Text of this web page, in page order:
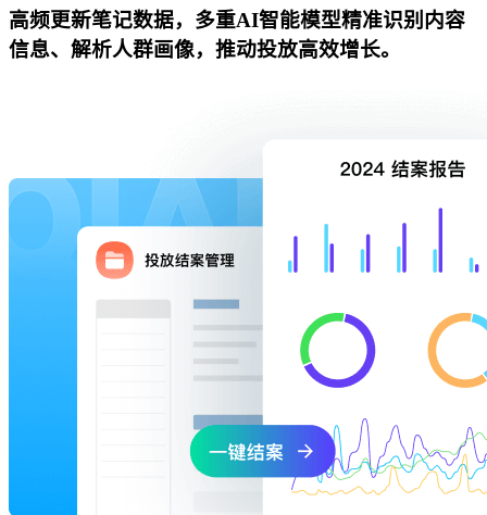
高频更新笔记数据，多重AI智能模型精准识别内容
信息、解析人群画像，推动投放高效增长。